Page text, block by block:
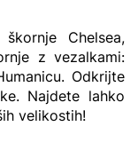
Chelsea,
z vezalkami:
Odkrijte
Najdete lahko
velikostih!